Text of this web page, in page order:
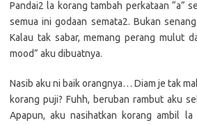
Pandai2 la korang tambah perkataan “a”
semua ini godaan semata2. Bukan
Kalau tak sabar, memang perang mulut
mood” aku dibuatnya.
Nasib aku ni baik orangnya… Diam je tak
korang puji? Fuhh, beruban rambut aku
Apapun, aku nasihatkan korang ambil